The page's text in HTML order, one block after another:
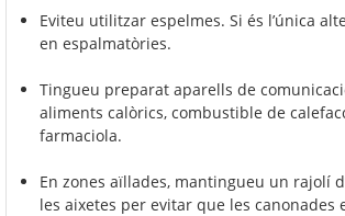
Eviteu utilitzar espelmes. Si és l’única
en espalmatòries.
Tingueu preparat aparells de
aliments calòrics, combustible de
farmaciola.
En zones aïllades, mantingueu un rajolí
les aixetes per evitar que les canonades